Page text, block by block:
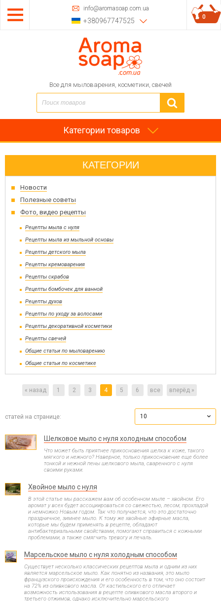
info@aromasoap.com.ua
+380967747525
Все для мыловарения, косметики, свечей
0
Категории товаров
КАТЕГОРИИ
Новости
Полезные советы
Фото, видео рецепты
Рецепты мыла с нуля
Рецепты мыла из мыльной основы
Рецепты детского мыла
Рецепты кремоварения
Рецепты скрабов
Рецепты бомбочек для ванной
Рецепты духов
Рецепты по уходу за волосами
Рецепты декоративной косметики
Рецепты свечей
Общие статьи по мыловарению
Общие статьи по косметике
« назад 1 2 3 4 5 6 все вперёд »
статей на странице: 10
Шелковое мыло с нуля холодным способом
Что может быть приятнее прикосновения шелка к коже, такого
мягкого и нежного? Наверное, только прикосновение еще более
тонкой и нежной пены шелкового мыла, сваренного с нуля
своими руками.
Хвойное мыло с нуля
В этой статье мы расскажем вам об особенном мыле – хвойном. Его
аромат у всех будет ассоциироваться со свежестью, лесом, прохладой
и немножко Новым годом. Так что получается, что это достаточно
праздничное, зимнее мыло. К тому же хвойные эфирные масла,
которые мы будем применять в рецепте, обладают
антибактериальными свойствами, помогают справиться с кожными
проблемами, а также смягчить тревогу и печаль.
Марсельское мыло с нуля холодным способом
Существует несколько классических рецептов мыла и одним из них
является марсельское мыло. Как понятно из названия, это мыло
французского происхождения и его особенность в том, что оно состоит
на 72% из оливкового масла. От кастильского его отличает
возможность использования в рецепте оливкового масла второго и
третьего отжимов, однако исключительно марсельского